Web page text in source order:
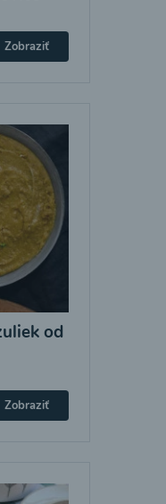
Zobraziť
od
Zobraziť